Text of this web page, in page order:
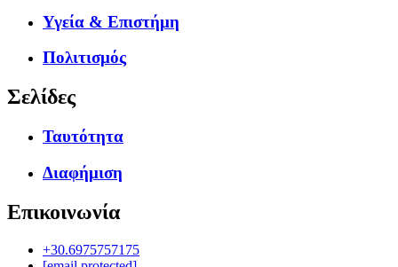
Υγεία & Επιστήμη
Πολιτισμός
Σελίδες
Ταυτότητα
Διαφήμιση
Επικοινωνία
+30.6975757175